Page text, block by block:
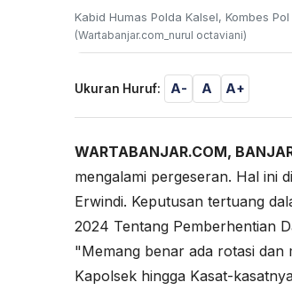
Kabid Humas Polda Kalsel, Kombes
(Wartabanjar.com_nurul octaviani)
Ukuran Huruf: A- A A+
WARTABANJAR.COM,
mengalami pergeseran. Hal ini
Erwindi. Keputusan tertuang
2024 Tentang Pemberhentian
"Memang benar ada rotasi dan
Kapolsek hingga Kasat-